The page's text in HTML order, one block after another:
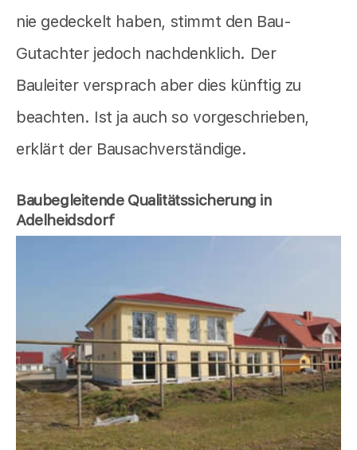
nie gedeckelt haben, stimmt den Bau-
Gutachter jedoch nachdenklich. Der
Bauleiter versprach aber dies künftig zu
beachten. Ist ja auch so vorgeschrieben,
erklärt der Bausachverständige.
Baubegleitende Qualitätssicherung in
Adelheidsdorf